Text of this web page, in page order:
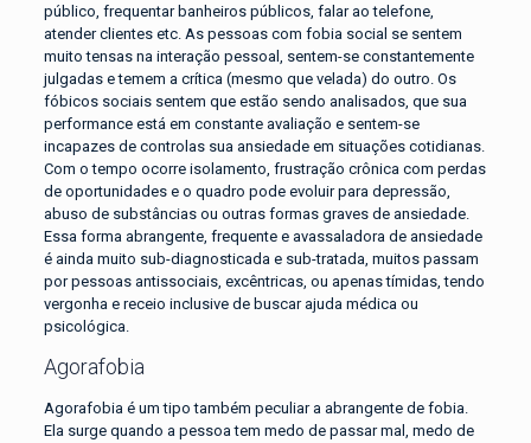
público, frequentar banheiros públicos, falar ao telefone,
atender clientes etc. As pessoas com fobia social se sentem
muito tensas na interação pessoal, sentem-se constantemente
julgadas e temem a crítica (mesmo que velada) do outro. Os
fóbicos sociais sentem que estão sendo analisados, que sua
performance está em constante avaliação e sentem-se
incapazes de controlas sua ansiedade em situações cotidianas.
Com o tempo ocorre isolamento, frustração crônica com perdas
de oportunidades e o quadro pode evoluir para depressão,
abuso de substâncias ou outras formas graves de ansiedade.
Essa forma abrangente, frequente e avassaladora de ansiedade
é ainda muito sub-diagnosticada e sub-tratada, muitos passam
por pessoas antissociais, excêntricas, ou apenas tímidas, tendo
vergonha e receio inclusive de buscar ajuda médica ou
psicológica.
Agorafobia
Agorafobia é um tipo também peculiar a abrangente de fobia.
Ela surge quando a pessoa tem medo de passar mal, medo de